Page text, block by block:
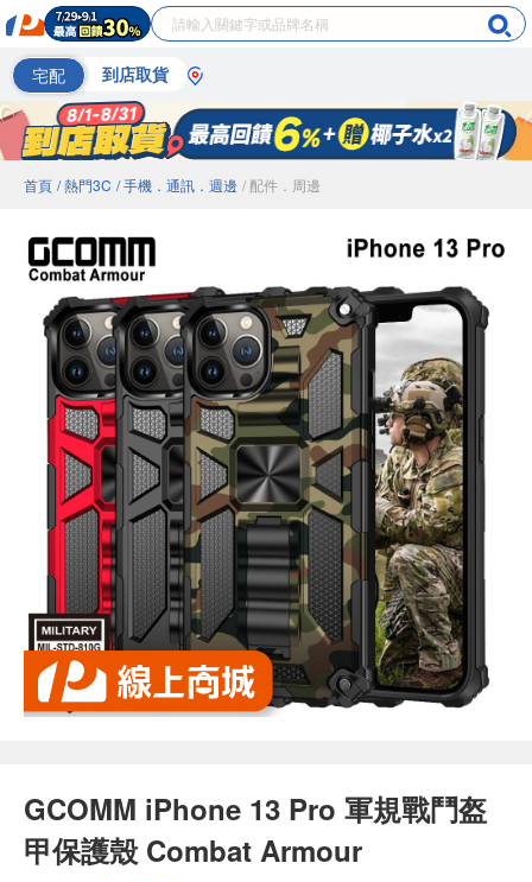
宅配 到店取貨
首頁 / 熱門3C / 手機．通訊．週邊 / 配件．周邊
GCOMM iPhone 13 Pro 軍規戰鬥盔
甲保護殼 Combat Armour